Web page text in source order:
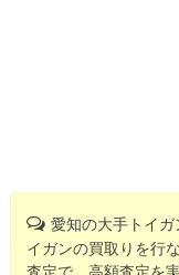
愛知の大手トイ
イガンの買取りを行
査定で、高額査定を